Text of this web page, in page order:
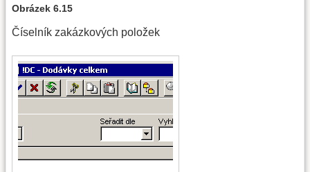
Obrázek 6.15
Číselník zakázkových položek